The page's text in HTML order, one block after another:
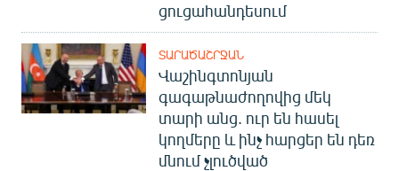
ցուցահանդեսում
ՏԱՐԱԾԱՇՐՋԱՆ
Վաշինգտոնյան
գագաթնաժողովից մեկ
տարի անց. ուր են հասել
կողմերը և ինչ հարցեր են դեռ
մնում չլուծված